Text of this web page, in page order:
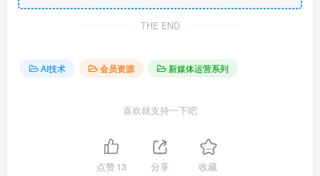
THE END
AI技术 会员资源 新媒体运营系列
喜欢就支持一下吧
点赞13 分享 收藏